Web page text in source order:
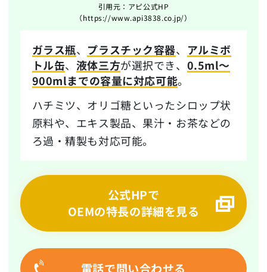
引用元：アピ公式HP
（https://www.api3838.co.jp/）
ガラス瓶、 プラスチック容器、 アルミボ
トル缶、 液体三方が選択でき、 0.5ml～
900mlまでの容量に対応可能。
ハチミツ、オリゴ糖といったシロップ状
原料や、エキス製品、果汁・お茶などの
ろ過・精製も対応可能。
公式HPで
OEMの特長の詳細を見る
電話で問い合わせる